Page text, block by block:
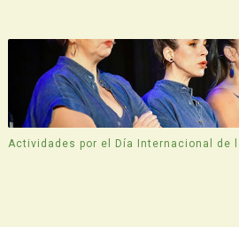
Actividades por el Día Internacional de